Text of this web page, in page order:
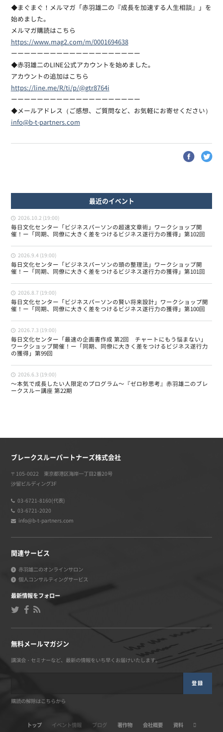
◆まぐまぐ！メルマガ「赤羽雄二の『成長を加速する人生相談』」を
始めました。
メルマガ購読はこちら
https://www.mag2.com/m/0001694638
ーーーーーーーーーーーーーーーーーーーー
◆赤羽雄二のLINE公式アカウントを始めました。
アカウントの追加はこちら
https://line.me/R/ti/p/@gtr8764i
ーーーーーーーーーーーーーーーーーーーー
◆メールアドレス（ご感想、ご質問など、お気軽にお寄せください）
info@b-t-partners.com
最近のイベント
2026.10.2 (19:00)
毎日文化センター「ビジネスパーソンの超速文章術」ワークショップ開
催！ー「同期、同僚に大きく差をつけるビジネス遂行力の獲得」第102回
2026.9.4 (19:00)
毎日文化センター「ビジネスパーソンの頭の整理法」ワークショップ開
催！ー「同期、同僚に大きく差をつけるビジネス遂行力の獲得」第101回
2026.8.7 (19:00)
毎日文化センター「ビジネスパーソンの賢い将来設計」ワークショップ開
催！ー「同期、同僚に大きく差をつけるビジネス遂行力の獲得」第100回
2026.7.3 (19:00)
毎日文化センター「最速の企画書作成 第2回 チャートにもう悩まない」
ワークショップ開催！ー「同期、同僚に大きく差をつけるビジネス遂行力
の獲得」第99回
2026.6.3 (19:00)
〜本気で成長したい人限定のプログラム〜『ゼロ秒思考』赤羽雄二のブレ
ークスルー講座 第22期
ブレークスルーパートナーズ株式会社
〒105-0022 東京都港区海岸一丁目2番20号
汐留ビルディング3F
03-6721-8160(代表)
03-6721-2020
info@b-t-partners.com
関連サービス
赤羽雄二のオンラインサロン
個人コンサルティングサービス
最新情報をフォロー
無料メールマガジン
講演会・セミナーなど、最新の情報をいち早くお届けいたします。
登録
購読の解除はこちらから
トップ イベント情報 ブログ 著作物 会社概要 資料 